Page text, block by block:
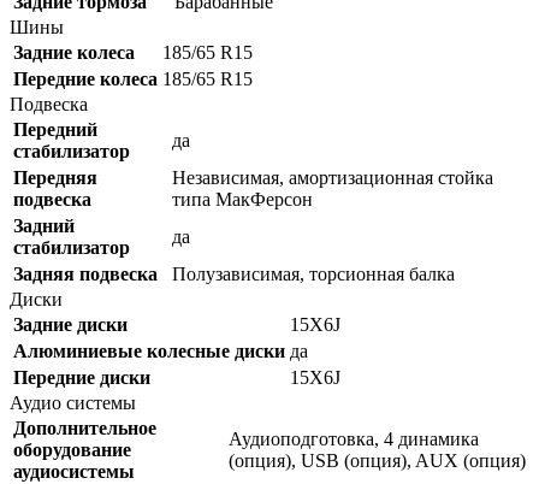
Шины
Задние колеса
185/65 R15
Передние колеса 185/65 R15
Подвеска
Передний
стабилизатор
да
Передняя
подвеска
Независимая, амортизационная стойка
типа МакФерсон
Задний
стабилизатор
да
Задняя подвеска
Полузависимая, торсионная балка
Диски
Задние диски
15X6J
Алюминиевые колесные диски да
Передние диски
15X6J
Аудио системы
Дополнительное
оборудование
аудиосистемы
Аудиоподготовка, 4 динамика
(опция), USB (опция), AUX (опция)